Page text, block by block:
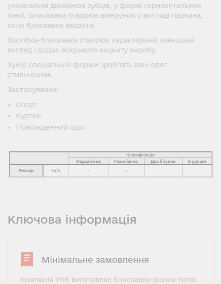
унікальним дизайном зубців, у формі горизонтальних
ліній. Блискавка створює візерунок у вигляді паркана,
коли блискавка закрита.
Застібка-блискавка створює характерний зовнішній
вигляд і додає яскравого акценту виробу.
Зубці спеціальної форми зроблять ваш одяг
стильнішим.
Застосування:
Спорт
Куртки
Повсякденний одяг
Ключова інформація
Мінімальне замовлення
Компанія YKK виготовляє блискавки різних типів.